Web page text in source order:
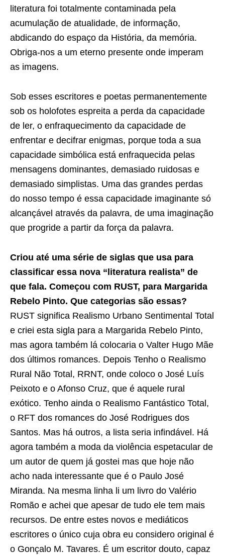
literatura foi totalmente contaminada pela
acumulação de atualidade, de informação,
abdicando do espaço da História, da memória.
Obriga-nos a um eterno presente onde imperam
as imagens.
Sob esses escritores e poetas permanentemente
sob os holofotes espreita a perda da capacidade
de ler, o enfraquecimento da capacidade de
enfrentar e decifrar enigmas, porque toda a sua
capacidade simbólica está enfraquecida pelas
mensagens dominantes, demasiado ruidosas e
demasiado simplistas. Uma das grandes perdas
do nosso tempo é essa capacidade imaginante só
alcançável através da palavra, de uma imaginação
que progride a partir da força da palavra.
Criou até uma série de siglas que usa para
classificar essa nova “literatura realista” de
que fala. Começou com RUST, para Margarida
Rebelo Pinto. Que categorias são essas?
RUST significa Realismo Urbano Sentimental Total
e criei esta sigla para a Margarida Rebelo Pinto,
mas agora também lá colocaria o Valter Hugo Mãe
dos últimos romances. Depois Tenho o Realismo
Rural Não Total, RRNT, onde coloco o José Luís
Peixoto e o Afonso Cruz, que é aquele rural
exótico. Tenho ainda o Realismo Fantástico Total,
o RFT dos romances do José Rodrigues dos
Santos. Mas há outros, a lista seria infindável. Há
agora também a moda da violência espetacular de
um autor de quem já gostei mas que hoje não
acho nada interessante que é o Paulo José
Miranda. Na mesma linha li um livro do Valério
Romão e achei que apesar de tudo ele tem mais
recursos. De entre estes novos e mediáticos
escritores o único cuja obra eu considero original é
o Gonçalo M. Tavares. É um escritor douto, capaz